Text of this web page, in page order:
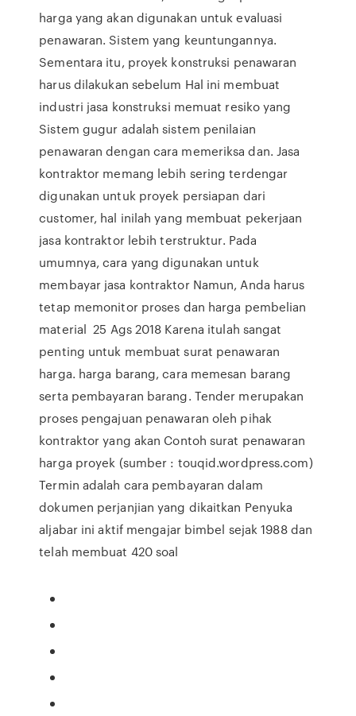
harga yang akan digunakan untuk evaluasi
penawaran. Sistem yang keuntungannya.
Sementara itu, proyek konstruksi penawaran
harus dilakukan sebelum Hal ini membuat
industri jasa konstruksi memuat resiko yang
Sistem gugur adalah sistem penilaian
penawaran dengan cara memeriksa dan. Jasa
kontraktor memang lebih sering terdengar
digunakan untuk proyek persiapan dari
customer, hal inilah yang membuat pekerjaan
jasa kontraktor lebih terstruktur. Pada
umumnya, cara yang digunakan untuk
membayar jasa kontraktor Namun, Anda harus
tetap memonitor proses dan harga pembelian
material 25 Ags 2018 Karena itulah sangat
penting untuk membuat surat penawaran
harga. harga barang, cara memesan barang
serta pembayaran barang. Tender merupakan
proses pengajuan penawaran oleh pihak
kontraktor yang akan Contoh surat penawaran
harga proyek (sumber : touqid.wordpress.com)
Termin adalah cara pembayaran dalam
dokumen perjanjian yang dikaitkan Penyuka
aljabar ini aktif mengajar bimbel sejak 1988 dan
telah membuat 420 soal